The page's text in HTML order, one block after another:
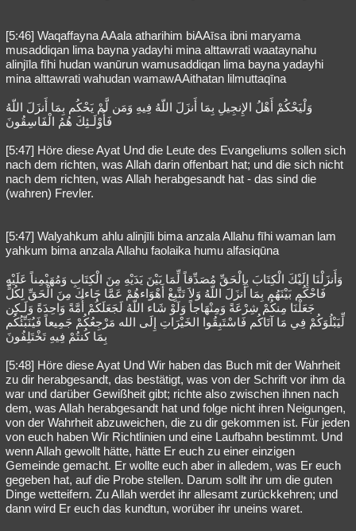
[5:46] Waqaffayna AAala atharihim biAAīsa ibni maryama
musaddiqan lima bayna yadayhi mina alttawrati waataynahu
alinjīla fīhi hudan wanūrun wamusaddiqan lima bayna yadayhi
mina alttawrati wahudan wamawAAithatan lilmuttaqīna
وَلْيَحْكُمْ أَهْلُ الإِنجِيلِ بِمَا أَنزَلَ اللّهُ فِيهِ وَمَن لَّمْ يَحْكُم بِمَا أَنزَلَ اللّهُ
فَأُوْلَـئِكَ هُمُ الْفَاسِقُونَ
[5:47] Höre diese Ayat Und die Leute des Evangeliums sollen sich
nach dem richten, was Allah darin offenbart hat; und die sich nicht
nach dem richten, was Allah herabgesandt hat - das sind die
(wahren) Frevler.
[5:47] Walyahkum ahlu alinjīli bima anzala Allahu fīhi waman lam
yahkum bima anzala Allahu faolaika humu alfasiqūna
وَأَنزَلْنَا إِلَيْكَ الْكِتَابَ بِالْحَقِّ مُصَدِّقاً لِّمَا بَيْنَ يَدَيْهِ مِنَ الْكِتَابِ وَمُهَيْمِناً عَلَيْهِ
فَاحْكُم بَيْنَهُم بِمَا أَنزَلَ اللّهُ وَلاَ تَتَّبِعْ أَهْوَاءهُمْ عَمَّا جَاءكَ مِنَ الْحَقِّ لِكُلٍّ
جَعَلْنَا مِنكُمْ شِرْعَةً وَمِنْهَاجاً وَلَوْ شَاء اللّهُ لَجَعَلَكُمْ أُمَّةً وَاحِدَةً وَلَـكِن
لِّيَبْلُوَكُمْ فِي مَا آتَاكُم فَاسْتَبِقُوا الخَيْرَاتِ إِلَى الله مَرْجِعُكُمْ جَمِيعاً فَيُنَبِّئُكُم
بِمَا كُنتُمْ فِيهِ تَخْتَلِفُونَ
[5:48] Höre diese Ayat Und Wir haben das Buch mit der Wahrheit
zu dir herabgesandt, das bestätigt, was von der Schrift vor ihm da
war und darüber Gewißheit gibt; richte also zwischen ihnen nach
dem, was Allah herabgesandt hat und folge nicht ihren Neigungen,
von der Wahrheit abzuweichen, die zu dir gekommen ist. Für jeden
von euch haben Wir Richtlinien und eine Laufbahn bestimmt. Und
wenn Allah gewollt hätte, hätte Er euch zu einer einzigen
Gemeinde gemacht. Er wollte euch aber in alledem, was Er euch
gegeben hat, auf die Probe stellen. Darum sollt ihr um die guten
Dinge wetteifern. Zu Allah werdet ihr allesamt zurückkehren; und
dann wird Er euch das kundtun, worüber ihr uneins waret.